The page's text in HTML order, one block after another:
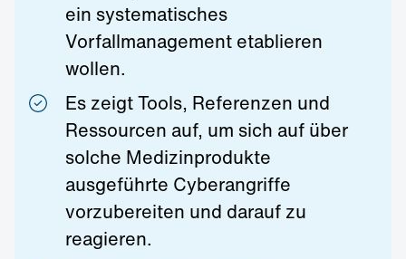
ein systematisches
Vorfallmanagement etablieren
wollen.
Es zeigt Tools, Referenzen und
Ressourcen auf, um sich auf über
solche Medizinprodukte
ausgeführte Cyberangriffe
vorzubereiten und darauf zu
reagieren.